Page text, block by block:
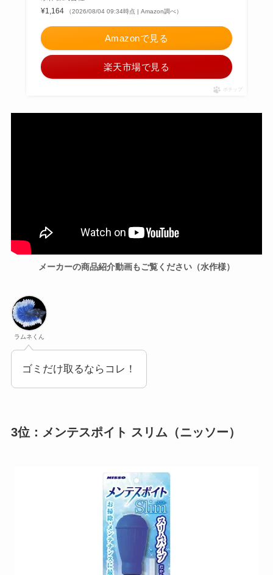
¥1,164
（2026/08/04 09:34時点 | Amazon調べ）
Amazonで見る
楽天市場で見る
ポチップ
メーカーの商品紹介動画もご覧ください（水作様）
ラムネくん
ゴミだけ取るならコレ！
3位：メンテスポイト スリム（ニッソー）